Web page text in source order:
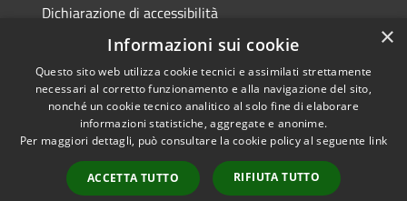
Dichiarazione di accessibilità
Accessibilità
Privacy
Mappa del sito
Copyright © 2026 • Comune di
San Giovanni Rotondo •
Powered byMunicipium •
Accesso redazione
×
Informazioni sui cookie
Questo sito web utilizza cookie tecnici e assimilati strettamente
necessari al corretto funzionamento e alla navigazione del sito,
nonché un cookie tecnico analitico al solo fine di elaborare
informazioni statistiche, aggregate e anonime.
Per maggiori dettagli, può consultare la cookie policy al seguente link
ACCETTA TUTTO RIFIUTA TUTTO